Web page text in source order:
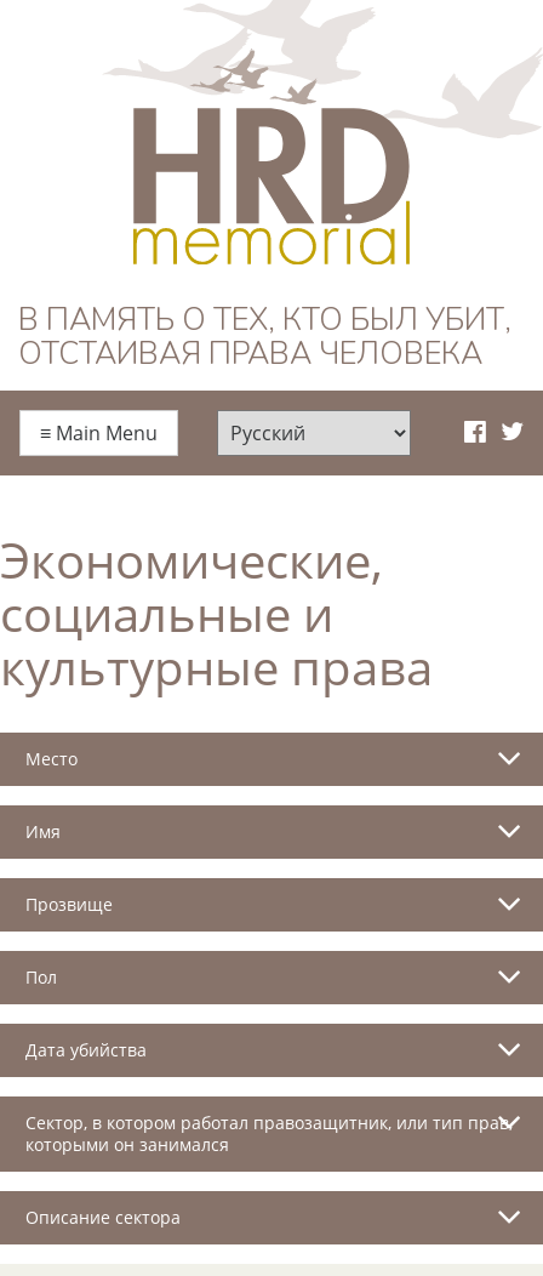
HRD Memorial —
Русский
В ПАМЯТЬ О ТЕХ, КТО БЫЛ УБИТ,
ОТСТАИВАЯ ПРАВА ЧЕЛОВЕКА
≡ Main Menu
Экономические,
социальные и
культурные права
Место
Имя
Прозвище
Пол
Дата убийства
Сектор, в котором работал правозащитник, или тип прав,
которыми он занимался
Описание сектора